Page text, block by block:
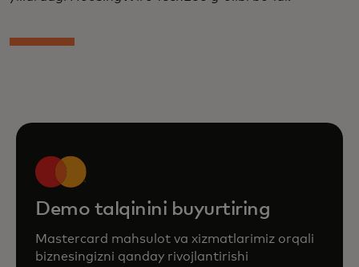
Demo talqinini buyurtiring
Mastercard mahsulot va xizmatlarimiz orqali
biznesingizni qanday rivojlantirishi